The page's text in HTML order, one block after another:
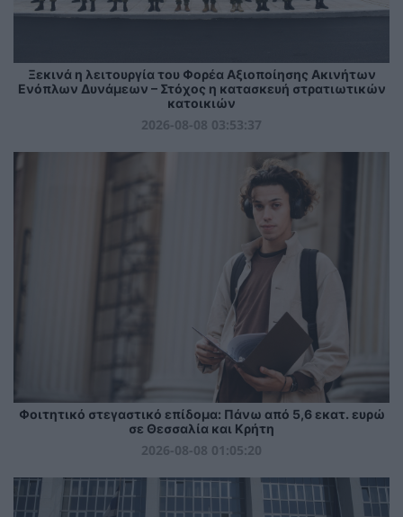
Ξεκινά η λειτουργία του Φορέα Αξιοποίησης Ακινήτων
Ενόπλων Δυνάμεων – Στόχος η κατασκευή στρατιωτικών
κατοικιών
2026-08-08 03:53:37
Φοιτητικό στεγαστικό επίδομα: Πάνω από 5,6 εκατ. ευρώ
σε Θεσσαλία και Κρήτη
2026-08-08 01:05:20